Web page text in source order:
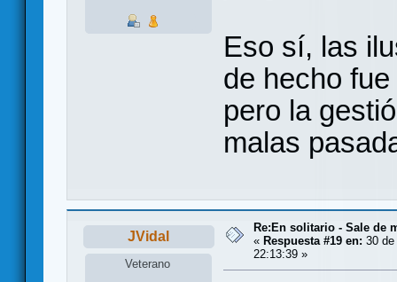
Eso sí, las
de hecho
pero la
malas
JVidal
Veterano
Re:En solitario - Sale de
« Respuesta #19 en: 30
22:13:39 »